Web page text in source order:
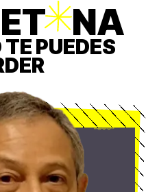
ONA
TE PUEDES